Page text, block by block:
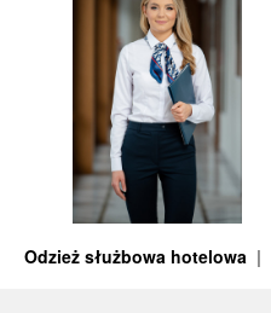
Odzież służbowa hotelowa